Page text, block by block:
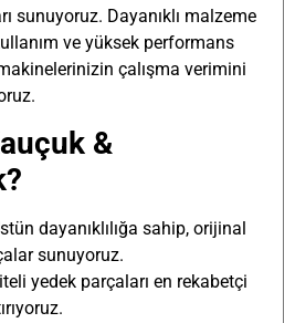
sunuyoruz. Dayanıklı malzeme
ve yüksek performans
çalışma verimini
&
dayanıklılığa sahip, orijinal
sunuyoruz.
yedek parçaları en rekabetçi